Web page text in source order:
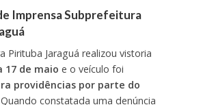
Imprensa Subprefeitura
Pirituba Jaraguá realizou vistoria
17 de maio e o veículo foi
providências por parte do
Quando constatada uma denúncia